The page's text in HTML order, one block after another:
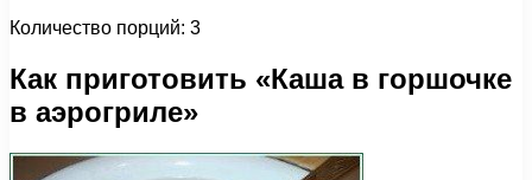
Количество порций: 3
Как приготовить «Каша в горшочке
в аэрогриле»